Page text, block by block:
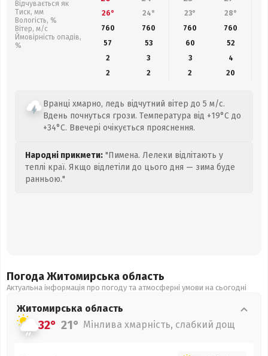
Відчувається як
Тиск, мм
Вологість, %
Вітер, м/с
Ймовірність опадів,
%
26° 24° 23° 28°
760
760 760 760
57
53 60 52
2
3 3
4
2
2 2 20
Вранці хмарно, ледь відчутний вітер до 5 м/с.
Вдень почнуться грози. Температура від +19°C до
+34°C. Ввечері очікується прояснення.
Народні прикмети: "Пимена. Лелеки відлітають у
теплі краї. Якщо відлетіли до цього дня — зима буде
ранньою."
Погода Житомирська область
Актуальна інформація про погоду та атмосферні умови на сьогодні
Житомирська область
32° 21° Мінлива хмарність, слабкий дощ